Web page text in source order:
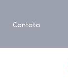
Contato